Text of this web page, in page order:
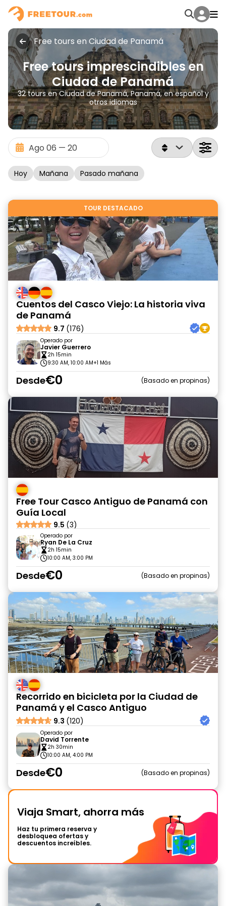
Free tours en Ciudad de Panamá
Free tours imprescindibles en
Ciudad de Panamá
32 tours en Ciudad de Panamá, Panamá, en español y
otros idiomas
Hoy Mañana Pasado mañana
TOUR DESTACADO
Cuentos del Casco Viejo: La historia viva
de Panamá
9.7 (176)
Operado por
Javier Guerrero
2h 15min
9:30 AM, 10:00 AM+1 Más
Desde€0 Basado en propinas
Free Tour Casco Antiguo de Panamá con
Guía Local
9.5 (3)
Operado por
Ryan De La Cruz
2h 15min
10:00 AM, 3:00 PM
Desde€0 Basado en propinas
Recorrido en bicicleta por la Ciudad de
Panamá y el Casco Antiguo
9.3 (120)
Operado por
David Torrente
2h 30min
10:00 AM, 4:00 PM
Desde€0 Basado en propinas
Viaja Smart, ahorra más
Haz tu primera reserva y
desbloquea ofertas y
descuentos increíbles.